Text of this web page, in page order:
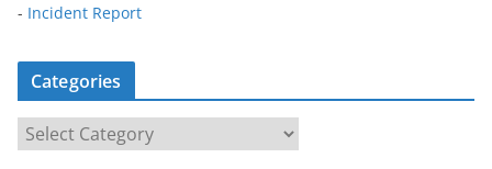
- Incident Report
Categories
a